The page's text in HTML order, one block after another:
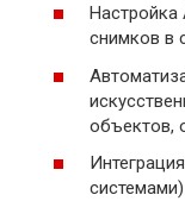
Настройка
снимков в
объектов,